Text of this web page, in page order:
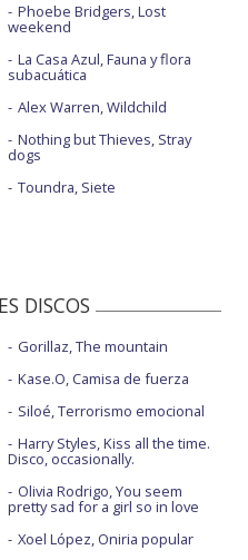
Phoebe Bridgers, Lost
weekend
La Casa Azul, Fauna y flora
subacuática
Alex Warren, Wildchild
Nothing but Thieves, Stray
dogs
Toundra, Siete
DISCOS
Gorillaz, The mountain
Kase.O, Camisa de fuerza
Siloé, Terrorismo emocional
Harry Styles, Kiss all the time.
Disco, occasionally.
Olivia Rodrigo, You seem
pretty sad for a girl so in love
Xoel López, Oniria popular